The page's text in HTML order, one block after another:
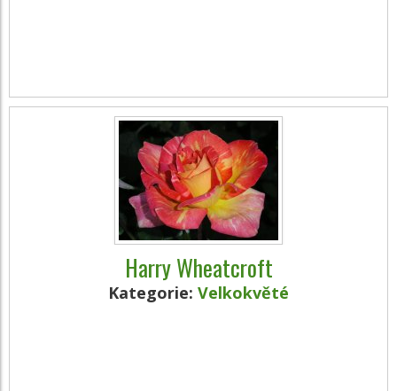
Harry Wheatcroft
Kategorie: Velkokvěté